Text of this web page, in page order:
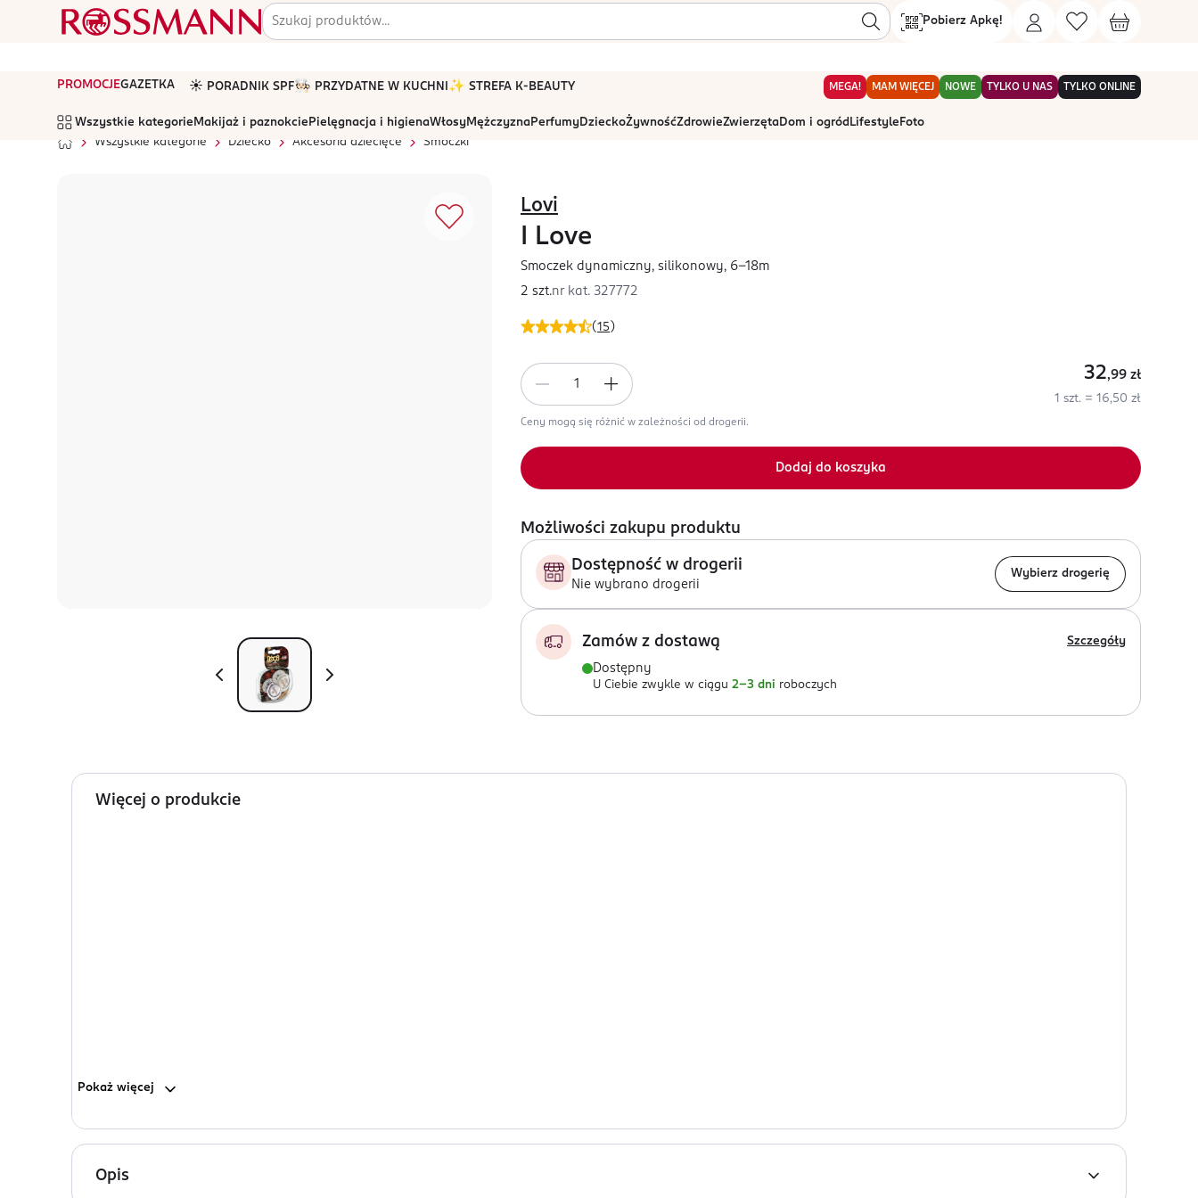
Pobierz Apkę!
PROMOCJEGAZETKA ☀️ PORADNIK SPF🧑🏻‍🍳 PRZYDATNE W KUCHNI ✨ STREFA K-BEAUTY MEGA! MAM WIĘCEJ NOWE TYLKO U NAS TYLKO ONLINE
Wszystkie kategorie Makijaż i paznokcie Pielęgnacja i higienaWłosyMężczyznaPerfumyDzieckoŻywnośćZdrowieZwierzętaDom i ogród Lifestyle Foto
Wszystkie kategorie
Dziecko Akcesoria dziecięce Smoczki
(15 )
Lovi
I Love
Smoczek dynamiczny, silikonowy, 6-18m
2 szt.nr kat. 327772
32,99 zł
1 szt. = 16,50 zł
Ceny mogą się różnić w zależności od drogerii.
Dodaj do koszyka
Możliwości zakupu produktu
Dostępność w drogerii
Nie wybrano drogerii
Wybierz drogerię
Zamów z dostawą Szczegóły
Dostępny
U Ciebie zwykle w ciągu 2-3 dni roboczych
Więcej o produkcie
Pokaż więcej
Opis